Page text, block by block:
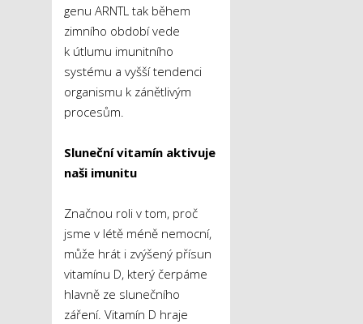
genu ARNTL tak během
zimního období vede
k útlumu imunitního
systému a vyšší tendenci
organismu k zánětlivým
procesům.
Sluneční vitamín aktivuje
naši imunitu
Značnou roli v tom, proč
jsme v létě méně nemocní,
může hrát i zvýšený přísun
vitamínu D, který čerpáme
hlavně ze slunečního
záření. Vitamín D hraje